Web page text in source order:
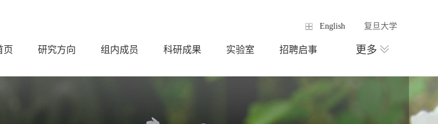
English 复旦大学
页 研究方向 组内成员 科研成果 实验室 招聘启事 更多